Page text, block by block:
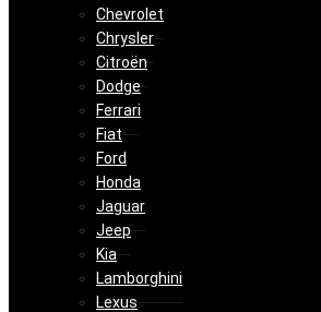
Chevrolet
Chrysler
Citroën
Dodge
Ferrari
Fiat
Ford
Honda
Jaguar
Jeep
Kia
Lamborghini
Lexus